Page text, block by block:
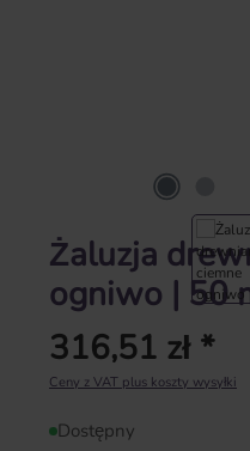
Żaluzja
ogniwo | 50
Cena regularna:
316,51 zł *
Ceny z VAT plus koszty wysyłki
Dostępny